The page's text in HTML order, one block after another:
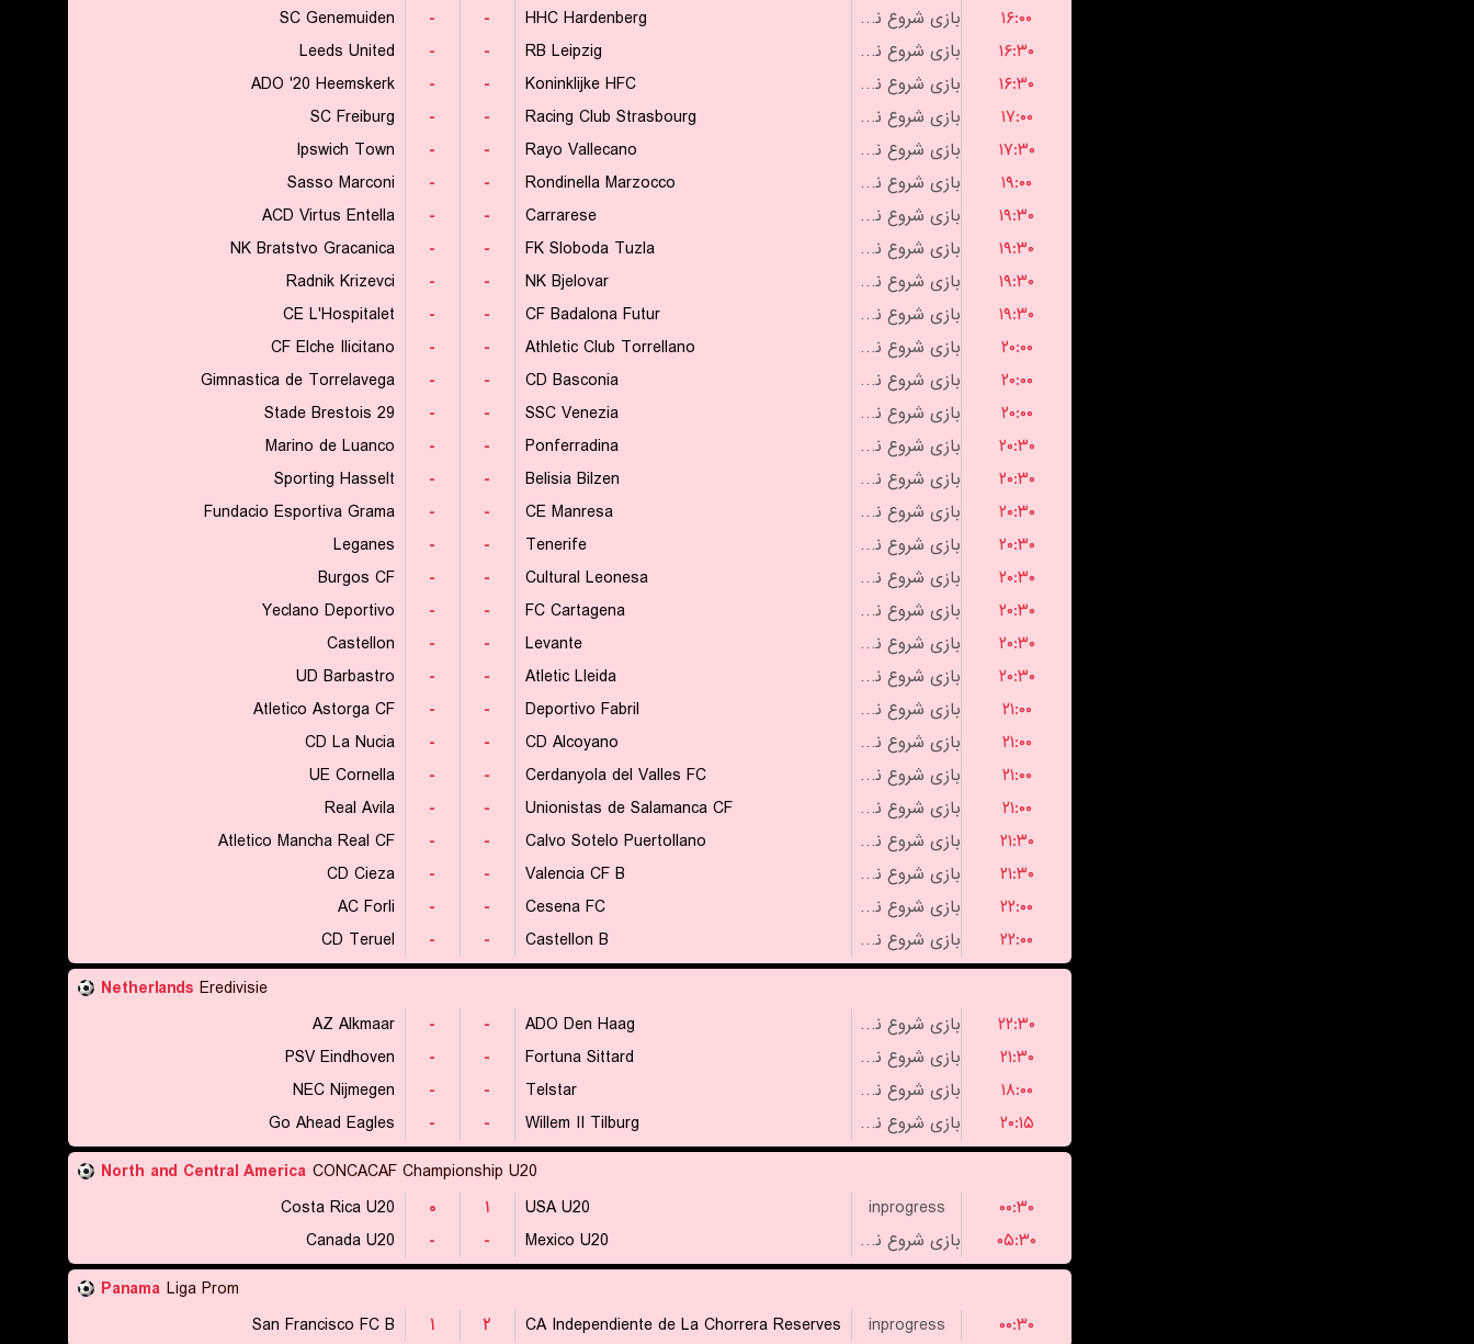
SC Genemuiden
- - HHC Hardenberg بازی شروع نشده است
۱۶:۰۰
Leeds United
- - RB Leipzig بازی شروع نشده است
۱۶:۳۰
ADO '20 Heemskerk
- - Koninklijke HFC بازی شروع نشده است
۱۶:۳۰
SC Freiburg
- - Racing Club Strasbourg بازی شروع نشده است
۱۷:۰۰
Ipswich Town
- - Rayo Vallecano بازی شروع نشده است
۱۷:۳۰
Sasso Marconi
- - Rondinella Marzocco بازی شروع نشده است
۱۹:۰۰
ACD Virtus Entella
- - Carrarese بازی شروع نشده است
۱۹:۳۰
NK Bratstvo Gracanica
- - FK Sloboda Tuzla بازی شروع نشده است
۱۹:۳۰
Radnik Krizevci
- - NK Bjelovar بازی شروع نشده است
۱۹:۳۰
CE L'Hospitalet
- - CF Badalona Futur بازی شروع نشده است
۱۹:۳۰
CF Elche Ilicitano
- - Athletic Club Torrellano بازی شروع نشده است
۲۰:۰۰
Gimnastica de Torrelavega
- - CD Basconia بازی شروع نشده است
۲۰:۰۰
Stade Brestois 29
- - SSC Venezia بازی شروع نشده است
۲۰:۰۰
Marino de Luanco
- - Ponferradina بازی شروع نشده است
۲۰:۳۰
Sporting Hasselt
- - Belisia Bilzen بازی شروع نشده است
۲۰:۳۰
Fundacio Esportiva Grama
- - CE Manresa بازی شروع نشده است
۲۰:۳۰
Leganes
- - Tenerife بازی شروع نشده است
۲۰:۳۰
Burgos CF
- - Cultural Leonesa بازی شروع نشده است
۲۰:۳۰
Yeclano Deportivo
- - FC Cartagena بازی شروع نشده است
۲۰:۳۰
Castellon
- - Levante بازی شروع نشده است
۲۰:۳۰
UD Barbastro
- - Atletic Lleida بازی شروع نشده است
۲۰:۳۰
Atletico Astorga CF
- - Deportivo Fabril بازی شروع نشده است
۲۱:۰۰
CD La Nucia
- - CD Alcoyano بازی شروع نشده است
۲۱:۰۰
UE Cornella
- - Cerdanyola del Valles FC بازی شروع نشده است
۲۱:۰۰
Real Avila
- - Unionistas de Salamanca CF بازی شروع نشده است
۲۱:۰۰
Atletico Mancha Real CF
- - Calvo Sotelo Puertollano بازی شروع نشده است
۲۱:۳۰
CD Cieza
- - Valencia CF B بازی شروع نشده است
۲۱:۳۰
AC Forli
- - Cesena FC بازی شروع نشده است
۲۲:۰۰
CD Teruel
- - Castellon B بازی شروع نشده است
۲۲:۰۰
Netherlands Eredivisie
AZ Alkmaar
- - ADO Den Haag بازی شروع نشده است
۲۲:۳۰
PSV Eindhoven
- - Fortuna Sittard بازی شروع نشده است
۲۱:۳۰
NEC Nijmegen
- - Telstar بازی شروع نشده است
۱۸:۰۰
Go Ahead Eagles
- - Willem II Tilburg بازی شروع نشده است
۲۰:۱۵
North and Central America CONCACAF Championship U20
Costa Rica U20
۰ ۱ USA U20 inprogress
۰۰:۳۰
Canada U20
- - Mexico U20 بازی شروع نشده است
۰۵:۳۰
Panama Liga Prom
San Francisco FC B
۱ ۲ CA Independiente de La Chorrera Reserves inprogress ۰۰:۳۰